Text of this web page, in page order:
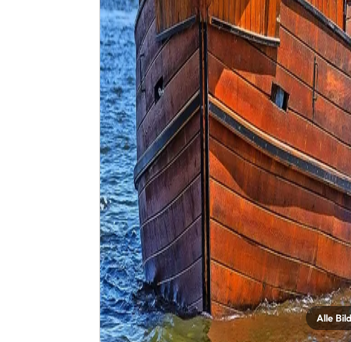
Alle